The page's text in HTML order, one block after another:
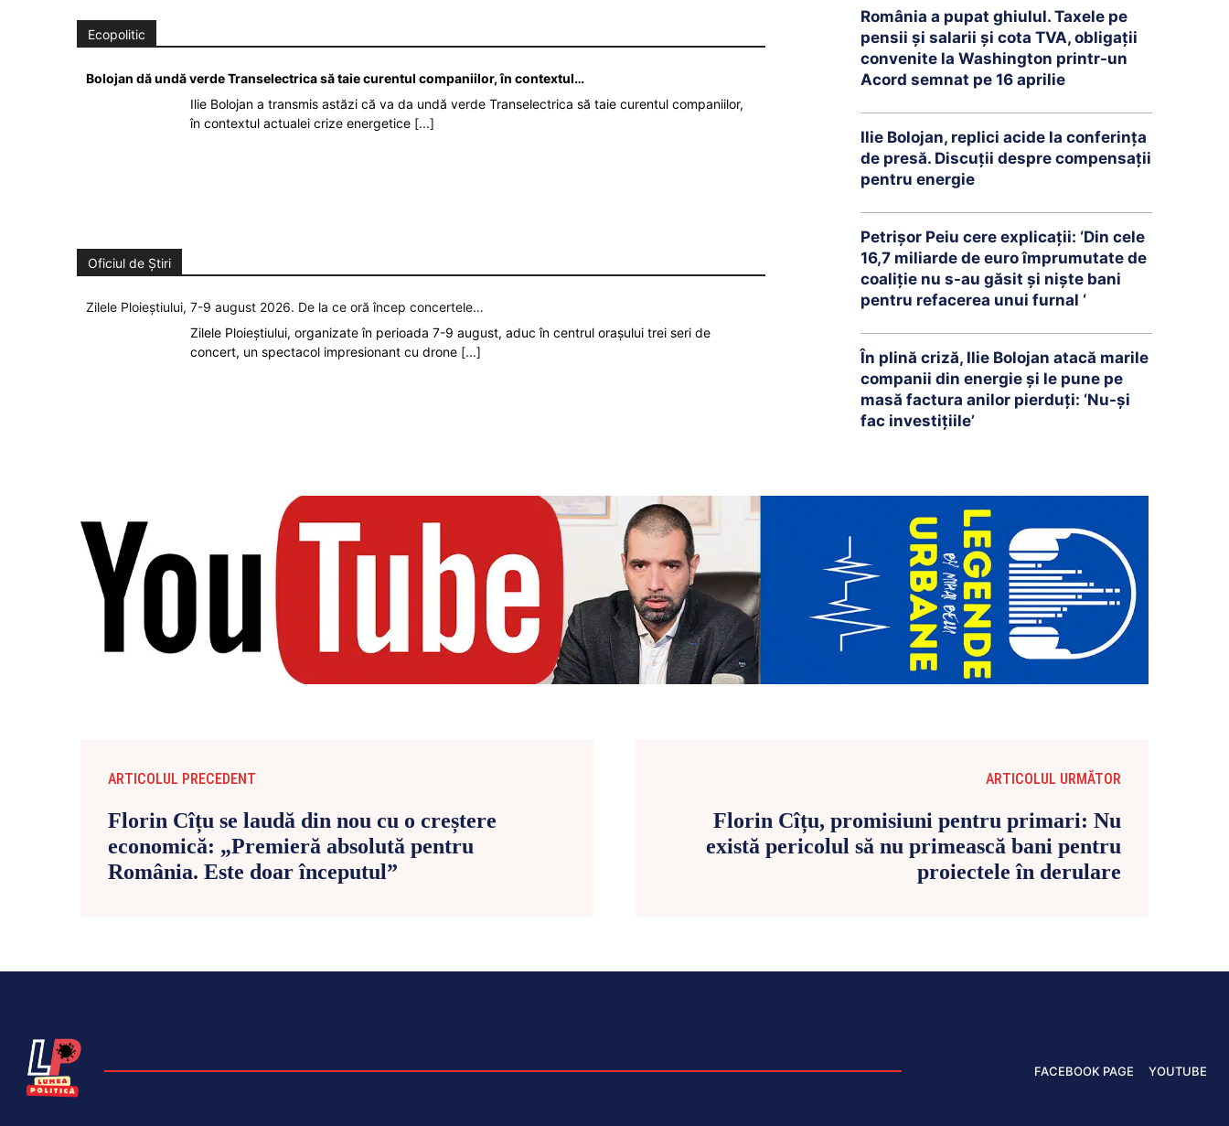
Ecopolitic
Bolojan dă undă verde Transelectrica să taie curentul companiilor, în contextul…
Ilie Bolojan a transmis astăzi că va da undă verde Transelectrica să taie curentul companiilor,
în contextul actualei crize energetice [...]
Oficiul de Știri
Zilele Ploieștiului, 7-9 august 2026. De la ce oră încep concertele…
Zilele Ploieștiului, organizate în perioada 7-9 august, aduc în centrul orașului trei seri de
concert, un spectacol impresionant cu drone [...]
România a pupat ghiulul. Taxele pe
pensii și salarii și cota TVA, obligații
convenite la Washington printr-un
Acord semnat pe 16 aprilie
Ilie Bolojan, replici acide la conferința
de presă. Discuții despre compensații
pentru energie
Petrişor Peiu cere explicații: ‘Din cele
16,7 miliarde de euro împrumutate de
coaliţie nu s-au găsit şi nişte bani
pentru refacerea unui furnal ‘
În plină criză, Ilie Bolojan atacă marile
companii din energie și le pune pe
masă factura anilor pierduți: ‘Nu-și
fac investițiile’
ARTICOLUL PRECEDENT
Florin Cîțu se laudă din nou cu o creștere
economică: „Premieră absolută pentru
România. Este doar începutul”
ARTICOLUL URMĂTOR
Florin Cîțu, promisiuni pentru primari: Nu
există pericolul să nu primească bani pentru
proiectele în derulare
FACEBOOK PAGE YOUTUBE